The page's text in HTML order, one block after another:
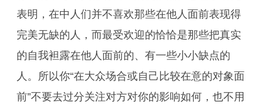
表明，在中人们并不喜欢那些在他人面前表现得
完美无缺的人，而最受欢迎的恰恰是那些把真实
的自我袒露在他人面前的、有一些小小缺点的
人。所以你“在大众场合或自己比较在意的对象面
前”不要去过分关注对方对你的影响如何，也不用